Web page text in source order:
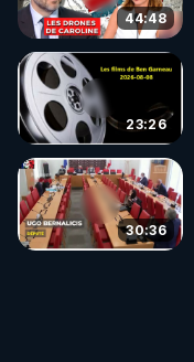
44:48
23:26
30:36